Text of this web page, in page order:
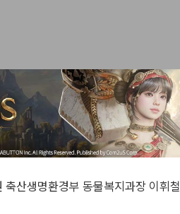
산생명환경부 동물복지과장 이휘철